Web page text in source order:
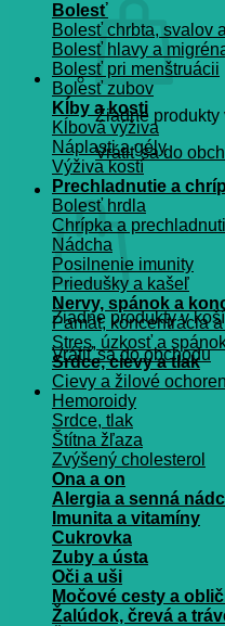
Žiadne produkty
Vrátiť sa do
Košík
Žiadne produkty v
Vrátiť sa do obchodu
Bolesť
Bolesť chrbta, svalov
Bolesť hlavy a
Bolesť pri menštruácii
Bolesť zubov
Kĺby a kosti
Kĺbová výživa
Náplasti a gély
Výživa kostí
Prechladnutie a
Bolesť hrdla
Chrípka a
Nádcha
Posilnenie imunity
Priedušky a kašeľ
Nervy, spánok a
Pamät, koncentrácia
Stres, úzkosť a
Srdce, cievy a tlak
Cievy a žilové
Hemoroidy
Srdce, tlak
Štítna žľaza
Zvýšený cholesterol
Ona a on
Alergia a senná
Imunita a vitamíny
Cukrovka
Zuby a ústa
Oči a uši
Močové cesty a
Žalúdok, črevá a